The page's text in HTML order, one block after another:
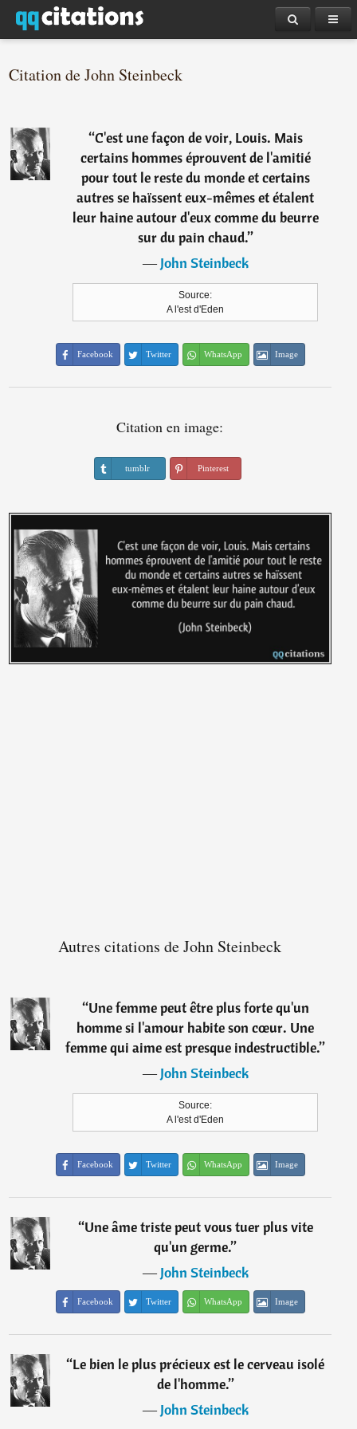
Citation de John Steinbeck
“C'est une façon de voir, Louis. Mais
certains hommes éprouvent de l'amitié
pour tout le reste du monde et certains
autres se haïssent eux-mêmes et étalent
leur haine autour d'eux comme du beurre
sur du pain chaud.”
―John Steinbeck
Source:
A l'est d'Eden
Facebook Twitter WhatsApp Image
Citation en image:
tumblr Pinterest
Autres citations de John Steinbeck
“Une femme peut être plus forte qu'un
homme si l'amour habite son cœur. Une
femme qui aime est presque indestructible.”
―John Steinbeck
Source:
A l'est d'Eden
Facebook Twitter WhatsApp Image
“Une âme triste peut vous tuer plus vite
qu'un germe.”
―John Steinbeck
Facebook Twitter WhatsApp Image
“Le bien le plus précieux est le cerveau isolé
de l'homme.”
―John Steinbeck